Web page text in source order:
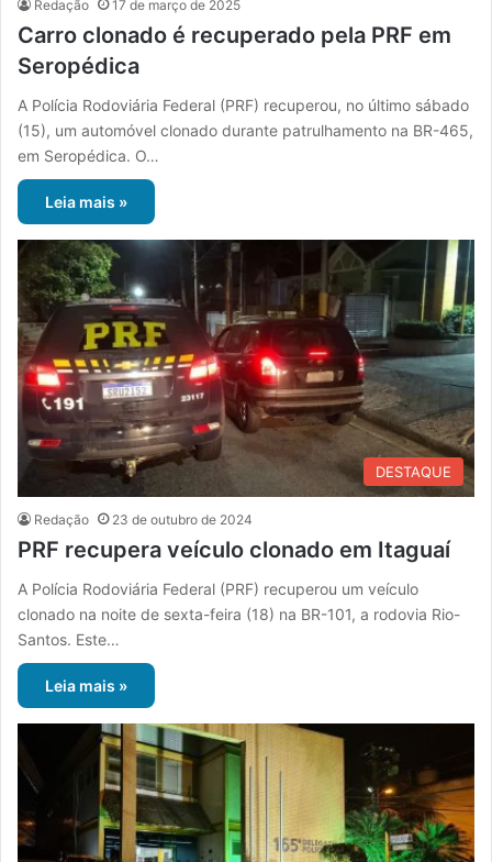
Redação 17 de março de 2025
Carro clonado é recuperado pela PRF em
Seropédica
A Polícia Rodoviária Federal (PRF) recuperou, no último sábado
(15), um automóvel clonado durante patrulhamento na BR-465,
em Seropédica. O…
Leia mais »
DESTAQUE
Redação 23 de outubro de 2024
PRF recupera veículo clonado em Itaguaí
A Polícia Rodoviária Federal (PRF) recuperou um veículo
clonado na noite de sexta-feira (18) na BR-101, a rodovia Rio-
Santos. Este…
Leia mais »